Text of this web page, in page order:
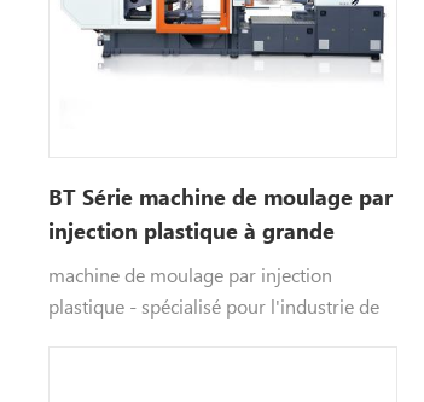
BT Série machine de moulage par
injection plastique à grande
vitesse
machine de moulage par injection
plastique - spécialisé pour l'industrie de